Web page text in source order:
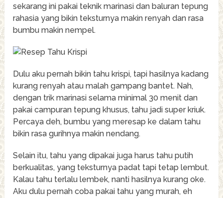
sekarang ini pakai teknik marinasi dan baluran tepung
rahasia yang bikin teksturnya makin renyah dan rasa
bumbu makin nempel.
Dulu aku pernah bikin tahu krispi, tapi hasilnya kadang
kurang renyah atau malah gampang bantet. Nah,
dengan trik marinasi selama minimal 30 menit dan
pakai campuran tepung khusus, tahu jadi super kriuk.
Percaya deh, bumbu yang meresap ke dalam tahu
bikin rasa gurihnya makin nendang.
Selain itu, tahu yang dipakai juga harus tahu putih
berkualitas, yang teksturnya padat tapi tetap lembut.
Kalau tahu terlalu lembek, nanti hasilnya kurang oke.
Aku dulu pernah coba pakai tahu yang murah, eh